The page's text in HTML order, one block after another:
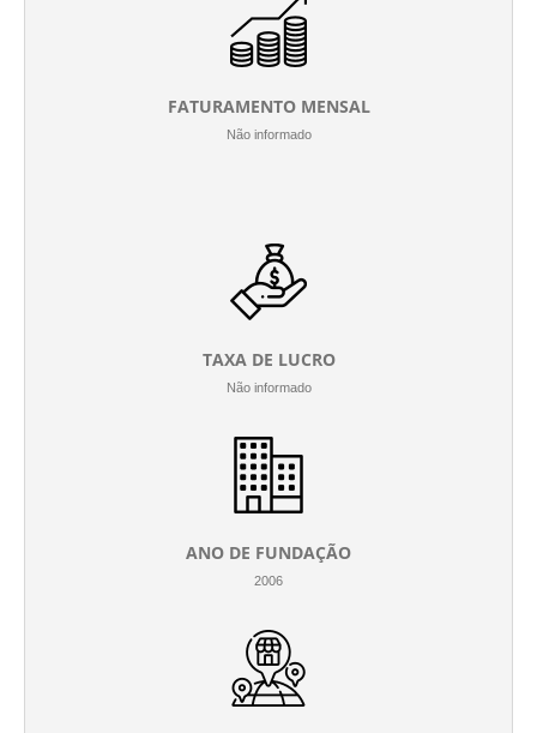
FATURAMENTO MENSAL
Não informado
TAXA DE LUCRO
Não informado
ANO DE FUNDAÇÃO
2006